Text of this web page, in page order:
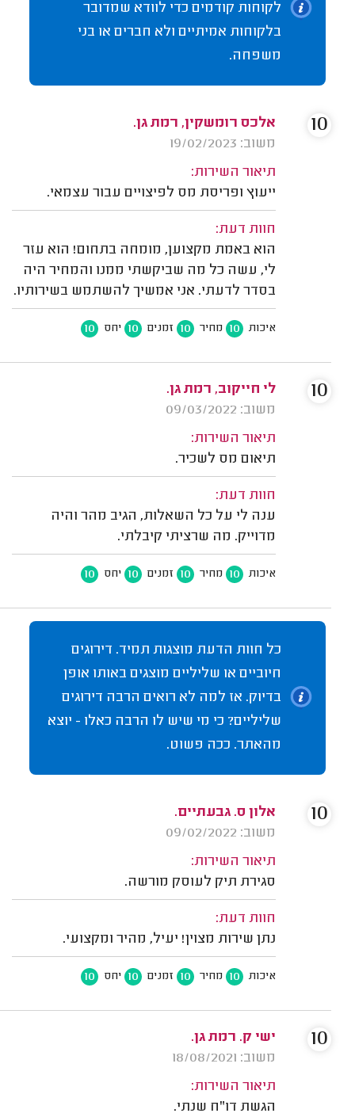
לקוחות קודמים כדי לוודא שמדובר
בלקוחות אמיתיים ולא חברים או בני
משפחה.
אלכס רומשקין, רמת גן.
משוב: 19/02/2023
תיאור השירות:
ייעוץ ופריסת מס לפיצויים עבור עצמאי.
חוות דעת:
הוא באמת מקצוען, מומחה בתחום! הוא עזר
לי, עשה כל מה שביקשתי ממנו והמחיר היה
בסדר לדעתי. אני אמשיך להשתמש בשירותיו.
איכות 10 מחיר 10 זמנים 10 יחס 10
10
לי חייקוב, רמת גן.
משוב: 09/03/2022
תיאור השירות:
תיאום מס לשכיר.
חוות דעת:
ענה לי על כל השאלות, הגיב מהר והיה
מדוייק. מה שרציתי קיבלתי.
איכות 10 מחיר 10 זמנים 10 יחס 10
10
כל חוות הדעת מוצגות תמיד. דירוגים
חיוביים או שליליים מוצגים באותו אופן
בדיוק. אז למה לא רואים הרבה דירוגים
שליליים? כי מי שיש לו הרבה כאלו - יוצא
מהאתר. ככה פשוט.
אלון ס. גבעתיים.
משוב: 09/02/2022
תיאור השירות:
סגירת תיק לעוסק מורשה.
חוות דעת:
נתן שירות מצוין! יעיל, מהיר ומקצועי.
איכות 10 מחיר 10 זמנים 10 יחס 10
10
ישי ק. רמת גן.
משוב: 18/08/2021
תיאור השירות:
הגשת דו"ח שנתי.
10